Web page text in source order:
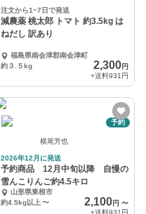
注文から1~7日で発送
減農薬 桃太郎 トマト 約3.5kg は
ねだし 訳あり
福島県南会津郡南会津町
約３.５kg
2,300円
+送料931円
予約
横尾芳也
2026年12月に発送
予約商品 12月中旬以降 自慢の
雪んこりんご約4.5キロ
山形県東根市
約4.5kg以上 〜 2,100円 〜
+送料931円